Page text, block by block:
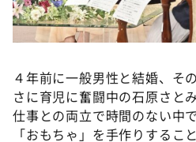
新婚さんいらっしゃい！
ポツンと一軒家
ザキ山小屋本館
ぺこぱのまるスポ
アナ回覧板
４年前に一般男性と結婚、そ
さに育児に奮闘中の石原さとみ
仕事との両立で時間のない中
「おもちゃ」を手作りするこ